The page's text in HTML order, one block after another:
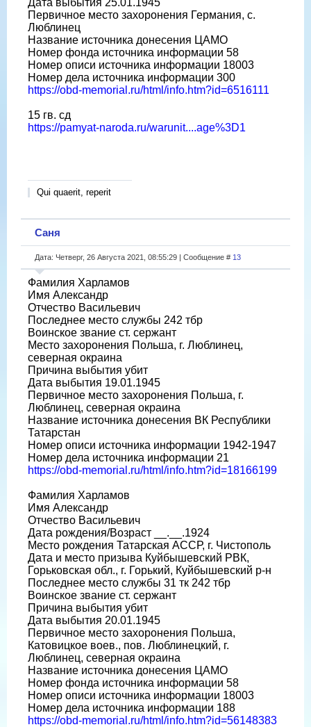
Дата выбытия 25.01.1945
Первичное место захоронения Германия, с.
Люблинец
Название источника донесения ЦАМО
Номер фонда источника информации 58
Номер описи источника информации 18003
Номер дела источника информации 300
https://obd-memorial.ru/html/info.htm?id=6516111
15 гв. сд
https://pamyat-naroda.ru/warunit....age%3D1
Qui quaerit, reperit
Саня
Дата: Четверг, 26 Августа 2021, 08:55:29 | Сообщение # 13
Фамилия Харламов
Имя Александр
Отчество Васильевич
Последнее место службы 242 тбр
Воинское звание ст. сержант
Место захоронения Польша, г. Люблинец,
северная окраина
Причина выбытия убит
Дата выбытия 19.01.1945
Первичное место захоронения Польша, г.
Люблинец, северная окраина
Название источника донесения ВК Республики
Татарстан
Номер описи источника информации 1942-1947
Номер дела источника информации 21
https://obd-memorial.ru/html/info.htm?id=18166199
Фамилия Харламов
Имя Александр
Отчество Васильевич
Дата рождения/Возраст __.__.1924
Место рождения Татарская АССР, г. Чистополь
Дата и место призыва Куйбышевский РВК,
Горьковская обл., г. Горький, Куйбышевский р-н
Последнее место службы 31 тк 242 тбр
Воинское звание ст. сержант
Причина выбытия убит
Дата выбытия 20.01.1945
Первичное место захоронения Польша,
Катовицкое воев., пов. Люблинецкий, г.
Люблинец, северная окраина
Название источника донесения ЦАМО
Номер фонда источника информации 58
Номер описи источника информации 18003
Номер дела источника информации 188
https://obd-memorial.ru/html/info.htm?id=56148383